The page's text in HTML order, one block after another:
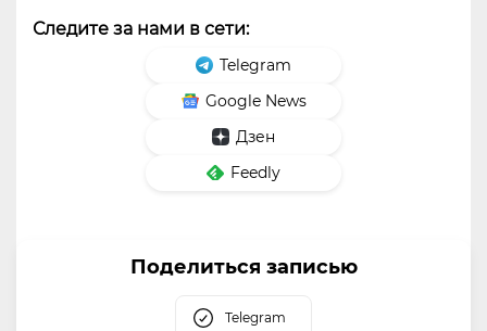
Следите за нами в сети:
Telegram
Google News
Дзен
Feedly
Поделиться записью
Telegram